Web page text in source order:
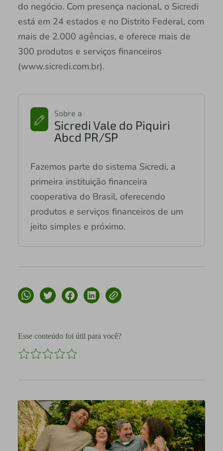
do negócio. Com presença nacional, o Sicredi
está em 24 estados e no Distrito Federal, com
mais de 2.000 agências, e oferece mais de
300 produtos e serviços financeiros
(www.sicredi.com.br).
Sobre a
Sicredi Vale do Piquiri
Abcd PR/SP
Fazemos parte do sistema Sicredi, a
primeira instituição financeira
cooperativa do Brasil, oferecendo
produtos e serviços financeiros de um
jeito simples e próximo.
Esse conteúdo foi útil para você?